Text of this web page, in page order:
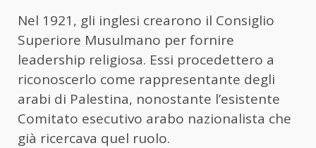
Nel 1921, gli inglesi crearono il Consiglio
Superiore Musulmano per fornire
leadership religiosa. Essi procedettero a
riconoscerlo come rappresentante degli
arabi di Palestina, nonostante l’esistente
Comitato esecutivo arabo nazionalista che
già ricercava quel ruolo.